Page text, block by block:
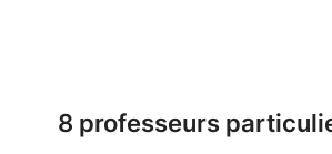
8 professeurs